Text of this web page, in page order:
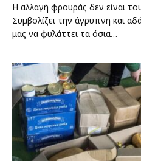
Η αλλαγή φρουράς δεν είναι
Συμβολίζει την άγρυπνη και
μας να φυλάττει τα όσια…